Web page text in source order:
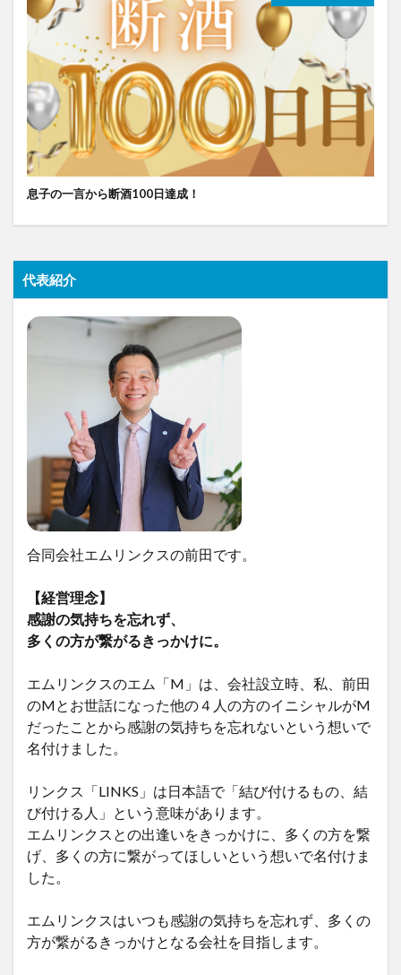
息子の一言から断酒100日達成！
代表紹介
合同会社エムリンクスの前田です。
【経営理念】
感謝の気持ちを忘れず、
多くの方が繋がるきっかけに。
エムリンクスのエム「M」は、会社設立時、私、前田
のMとお世話になった他の４人の方のイニシャルがM
だったことから感謝の気持ちを忘れないという想いで
名付けました。
リンクス「LINKS」は日本語で「結び付けるもの、結
び付ける人」という意味があります。
エムリンクスとの出逢いをきっかけに、多くの方を繋
げ、多くの方に繋がってほしいという想いで名付けま
した。
エムリンクスはいつも感謝の気持ちを忘れず、多くの
方が繋がるきっかけとなる会社を目指します。